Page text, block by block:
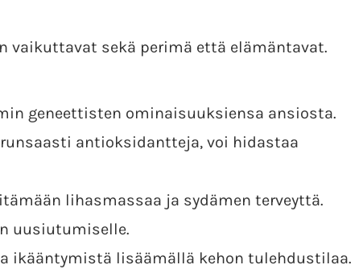
vaikuttavat sekä perimä että elämäntavat.
geneettisten ominaisuuksiensa ansiosta.
antioksidantteja, voi hidastaa
lihasmassaa ja sydämen terveyttä.
uusiutumiselle.
ikääntymistä lisäämällä kehon tulehdustilaa.